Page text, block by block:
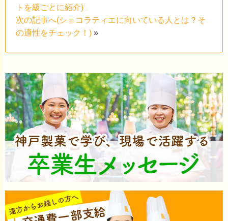
トを級ごとに紹介)
次の記事へ(ショコラティエに向いている人とは？そ
の適性をチェック！) »